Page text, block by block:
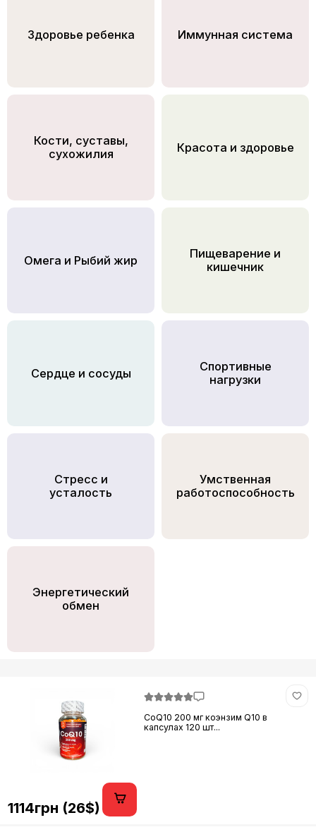
Здоровье ребенка Иммунная система
Кости, суставы,
сухожилия
Красота и здоровье
Омега и Рыбий жир
Пищеварение и
кишечник
Сердце и сосуды
Спортивные
нагрузки
Стресс и
усталость
Умственная
работоспособность
Энергетический
обмен
CoQ10 200 мг коэнзим Q10 в
капсулах 120 шт...
1114грн (26$)